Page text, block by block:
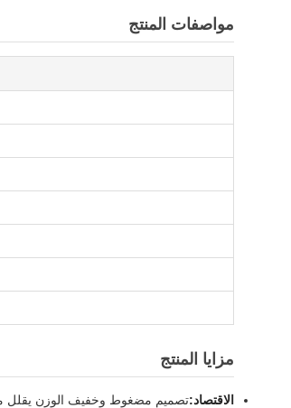
مواصفات المنتج
مزايا المنتج
الاقتصاد:تصميم مضغوط وخفيف الوزن يقلل